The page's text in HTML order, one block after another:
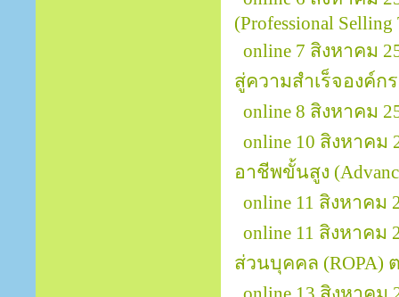
(Professional Selling
online 7 สิงหาคม
สู่ความสำเร็จองค์กร
online 8 สิงหาคม
online 10 สิงหาคม
อาชีพขั้นสูง
online 11 สิงหาค
online 11 สิงหาค
ส่วนบุคคล (ROPA)